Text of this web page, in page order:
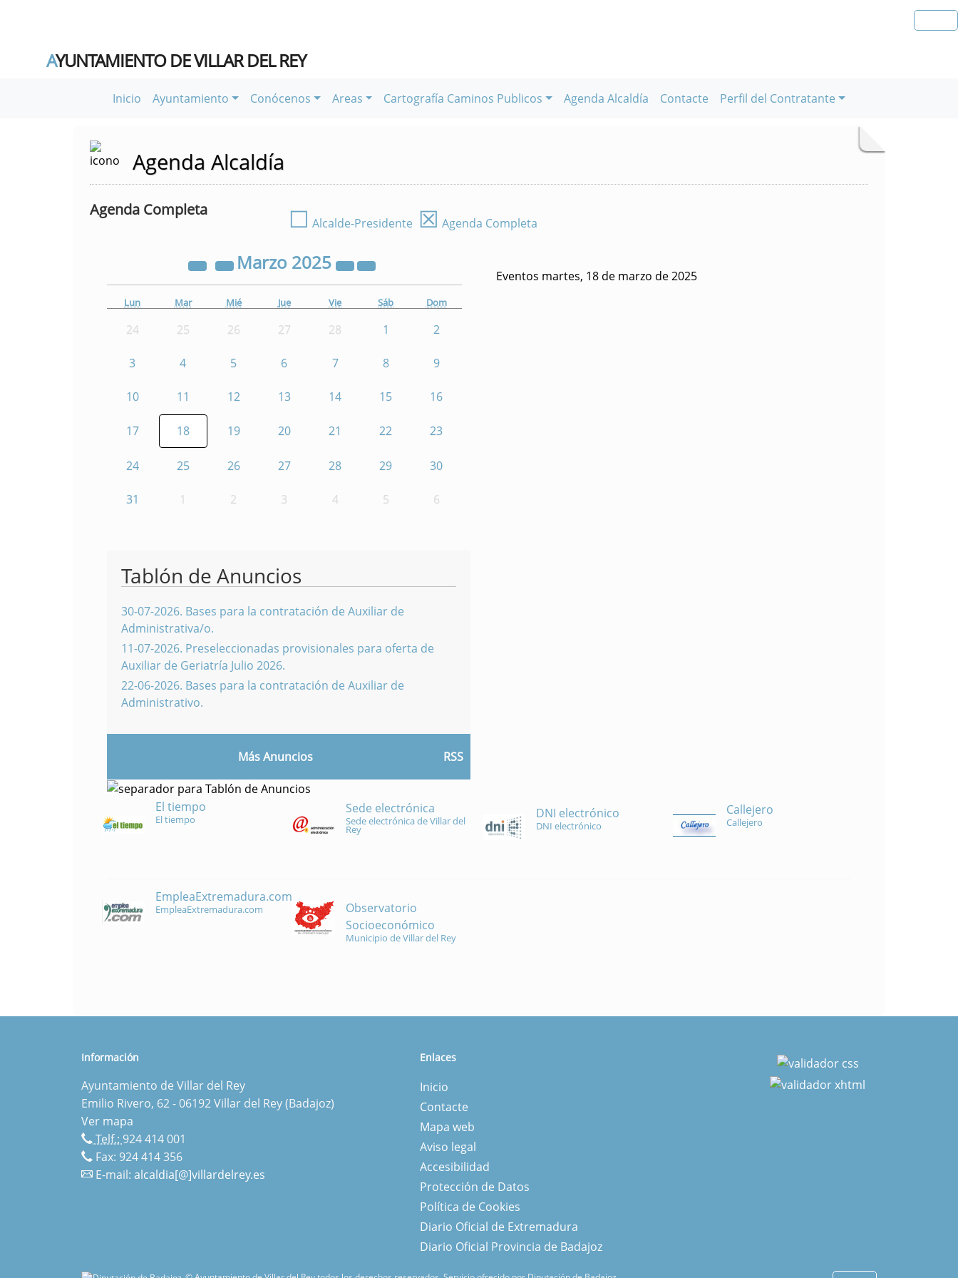
AYUNTAMIENTO DE VILLAR DEL REY
Inicio Ayuntamiento Conócenos Areas Cartografía Caminos Publicos Agenda Alcaldía Contacte Perfil del Contratante
Agenda Alcaldía
Agenda Completa ☐ Alcalde-Presidente ☒ Agenda Completa
Marzo 2025
Lun Mar Mié Jue Vie Sáb Dom
24 25 26 27 28 1 2
3 4 5 6 7 8 9
10 11 12 13 14 15 16
17 18 19 20 21 22 23
24 25 26 27 28 29 30
31 1 2 3 4 5 6
Eventos martes, 18 de marzo de 2025
Tablón de Anuncios
30-07-2026. Bases para la contratación de Auxiliar de
Administrativa/o.
11-07-2026. Preseleccionadas provisionales para oferta de
Auxiliar de Geriatría Julio 2026.
22-06-2026. Bases para la contratación de Auxiliar de
Administrativo.
Más Anuncios RSS
El tiempo
El tiempo
Sede electrónica
Sede electrónica de Villar del
Rey
DNI electrónico
DNI electrónico
Callejero
Callejero
EmpleaExtremadura.com
EmpleaExtremadura.com
Observatorio
Socioeconómico
Municipio de Villar del Rey
Información
Ayuntamiento de Villar del Rey
Emilio Rivero, 62 - 06192 Villar del Rey (Badajoz)
Ver mapa
Telf.:924 414 001
Fax: 924 414 356
E-mail: alcaldia[@]villardelrey.es
Enlaces
Inicio
Contacte
Mapa web
Aviso legal
Accesibilidad
Protección de Datos
Política de Cookies
Diario Oficial de Extremadura
Diario Oficial Provincia de Badajoz